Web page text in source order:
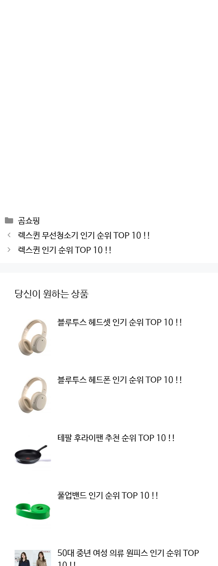
Categories
곰쇼핑
Post
navigation
렉스퀸 무선청소기 인기 순위 TOP 10 !!
렉스퀸 인기 순위 TOP 10 !!
당신이 원하는 상품
블루투스 헤드셋 인기 순위 TOP 10 !!
블루투스 헤드폰 인기 순위 TOP 10 !!
테팔 후라이팬 추천 순위 TOP 10 !!
풀업밴드 인기 순위 TOP 10 !!
50대 중년 여성 의류 원피스 인기 순위 TOP